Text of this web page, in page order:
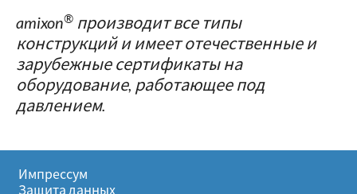
amixon® производит все типы
конструкций и имеет отечественные и
зарубежные сертификаты на
оборудование, работающее под
давлением.
Импрессум
Защита данных